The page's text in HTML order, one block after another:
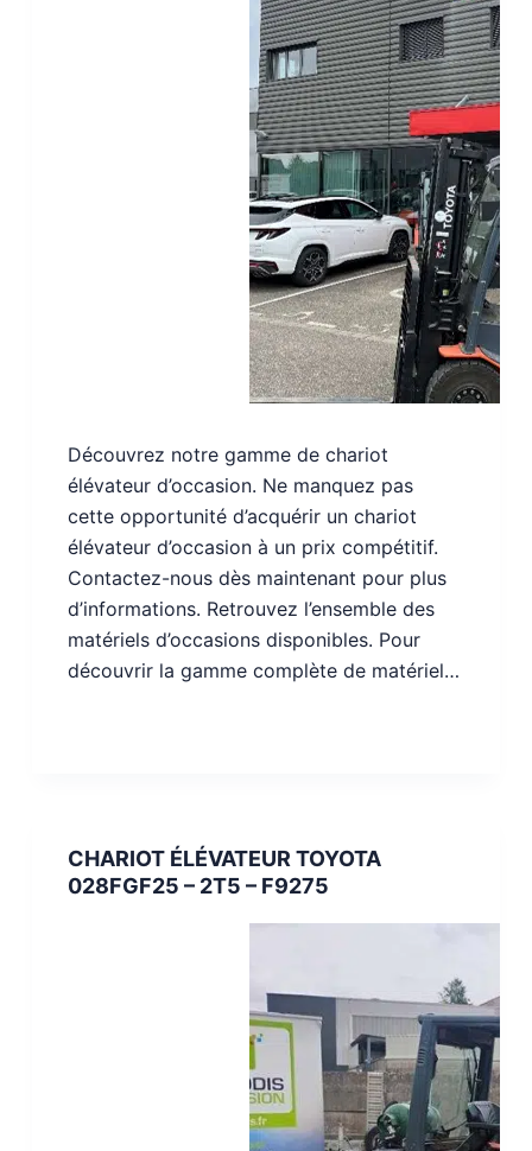
Découvrez notre gamme de chariot
élévateur d’occasion. Ne manquez pas
cette opportunité d’acquérir un chariot
élévateur d’occasion à un prix compétitif.
Contactez-nous dès maintenant pour plus
d’informations. Retrouvez l’ensemble des
matériels d’occasions disponibles. Pour
découvrir la gamme complète de matériel…
CHARIOT ÉLÉVATEUR TOYOTA
028FGF25 – 2T5 – F9275